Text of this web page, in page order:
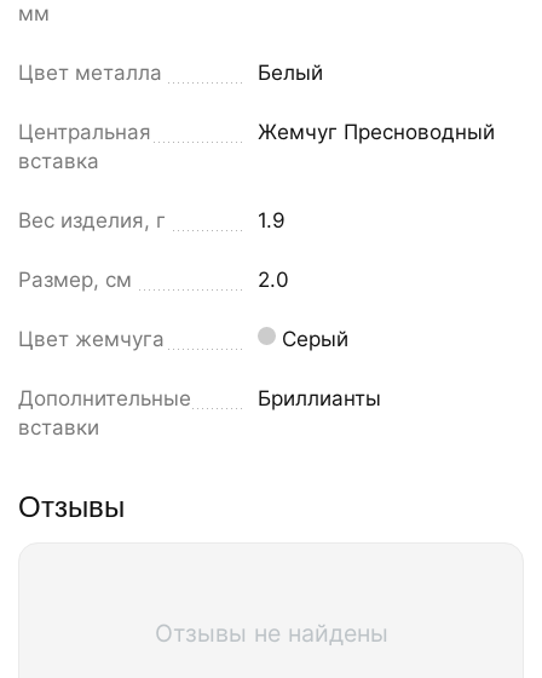
мм
Цвет металла Белый
Центральная
вставка
Жемчуг Пресноводный
Вес изделия, г 1.9
Размер, см 2.0
Цвет жемчуга Серый
Дополнительные
вставки
Бриллианты
Отзывы
Отзывы не найдены